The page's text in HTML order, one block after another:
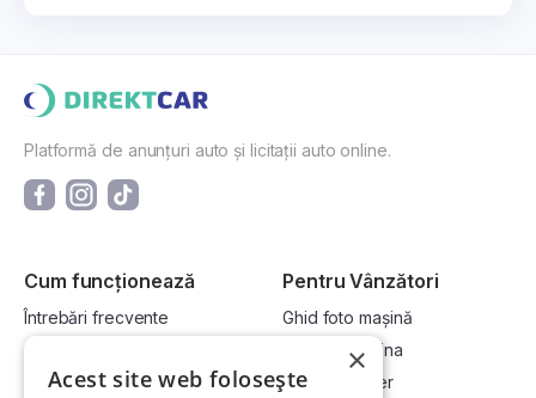
Platformă de anunțuri auto și licitații auto online.
Cum funcționează
Întrebări frecvente
Cum vând la licitație?
Pentru Vânzători
Ghid foto mașină
Vinde-ți mașina
Devino dealer
×
Acest site web folosește